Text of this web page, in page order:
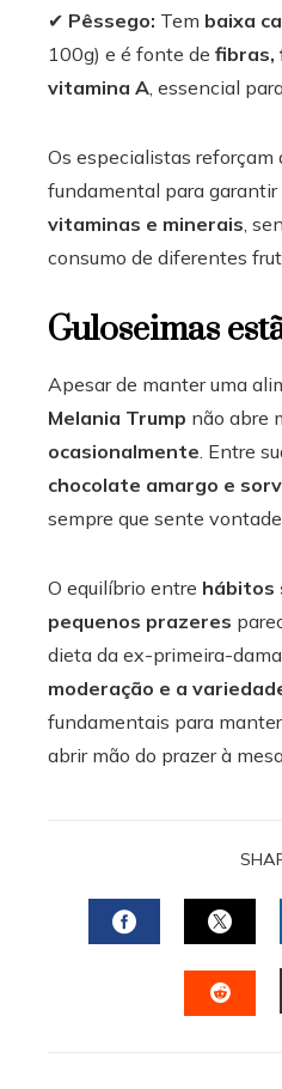
✔ Pêssego: Tem baixa
100g) e é fonte de fibras,
vitamina A , essencial
Os especialistas reforçam
fundamental para
vitaminas e minerais ,
consumo de diferentes
Guloseimas
Apesar de manter uma
Melania Trump não abre
ocasionalmente . Entre
chocolate amargo e
sempre que sente vontade.
O equilíbrio entre hábitos
pequenos prazeres
dieta da ex-primeira-
moderação e a
fundamentais para
abrir mão do prazer à
FACEBOOK